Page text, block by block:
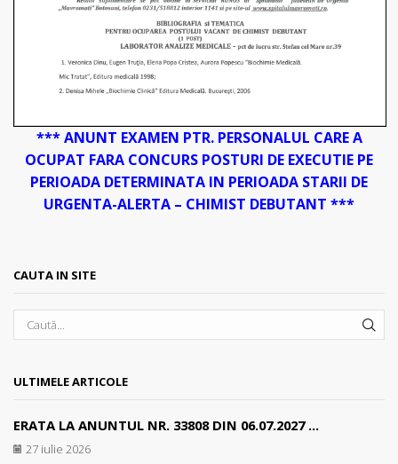
*** ANUNT EXAMEN PTR. PERSONALUL CARE A
OCUPAT FARA CONCURS POSTURI DE EXECUTIE PE
PERIOADA DETERMINATA IN PERIOADA STARII DE
URGENTA-ALERTA – CHIMIST DEBUTANT ***
CAUTA IN SITE
ULTIMELE ARTICOLE
ERATA LA ANUNTUL NR. 33808 DIN 06.07.2027 ...
27 iulie 2026